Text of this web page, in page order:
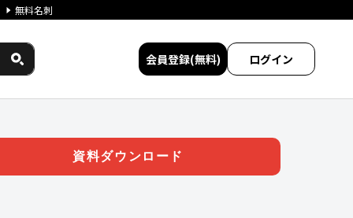
無料名刺
会員登録(無料) ログイン
資料ダウンロード